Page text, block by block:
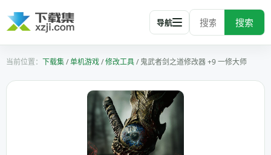
搜索
导航
下载集/单机游戏/修改工具/鬼武者剑之道修改器 +9 一修大师